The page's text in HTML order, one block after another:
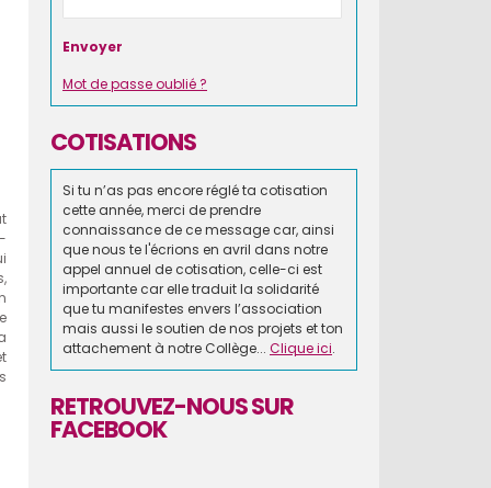
Mot de passe oublié ?
COTISATIONS
Si tu n’as pas encore réglé ta cotisation
cette année, merci de prendre
connaissance de ce message car, ainsi
que nous te l'écrions en avril dans notre
appel annuel de cotisation, celle-ci est
importante car elle traduit la solidarité
que tu manifestes envers l’association
mais aussi le soutien de nos projets et ton
attachement à notre Collège... Clique ici.
RETROUVEZ-NOUS SUR
FACEBOOK